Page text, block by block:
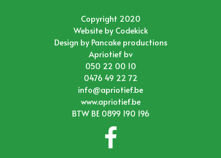
Copyright 2020
Website by Codekick
Design by Pancake productions
Apriotief bv
050 22 00 10
0476 49 22 72
info@apriotief.be
www.apriotief.be
BTW BE 0899 190 196